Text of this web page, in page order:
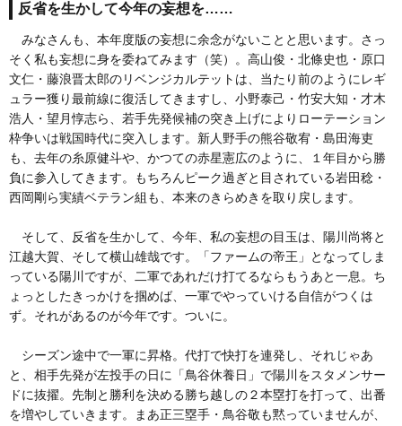
反省を生かして今年の妄想を……
みなさんも、本年度版の妄想に余念がないことと思います。さっ
そく私も妄想に身を委ねてみます（笑）。高山俊・北條史也・原口
文仁・藤浪晋太郎のリベンジカルテットは、当たり前のようにレギ
ュラー獲り最前線に復活してきますし、小野泰己・竹安大知・才木
浩人・望月惇志ら、若手先発候補の突き上げによりローテーション
枠争いは戦国時代に突入します。新人野手の熊谷敬宥・島田海吏
も、去年の糸原健斗や、かつての赤星憲広のように、１年目から勝
負に参入してきます。もちろんピーク過ぎと目されている岩田稔・
西岡剛ら実績ベテラン組も、本来のきらめきを取り戻します。
そして、反省を生かして、今年、私の妄想の目玉は、陽川尚将と
江越大賀、そして横山雄哉です。「ファームの帝王」となってしま
っている陽川ですが、二軍であれだけ打てるならもうあと一息。ち
ょっとしたきっかけを掴めば、一軍でやっていける自信がつくは
ず。それがあるのが今年です。ついに。
シーズン途中で一軍に昇格。代打で快打を連発し、それじゃあ
と、相手先発が左投手の日に「鳥谷休養日」で陽川をスタメンサー
ドに抜擢。先制と勝利を決める勝ち越しの２本塁打を打って、出番
を増やしていきます。まあ正三塁手・鳥谷敬も黙っていませんが、